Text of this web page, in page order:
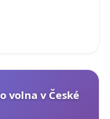
volna v České